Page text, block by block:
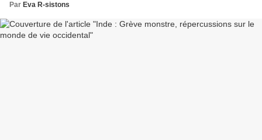
Par Eva R-sistons